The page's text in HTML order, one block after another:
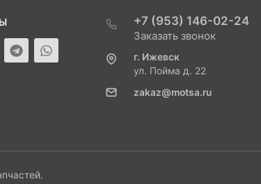
+7 (953) 146-02-24
Заказать звонок
г. Ижевск
ул. Пойма д. 22
zakaz@motsa.ru